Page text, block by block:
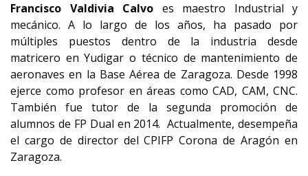
Francisco Valdivia Calvo es maestro Industrial y
mecánico. A lo largo de los años, ha pasado por
múltiples puestos dentro de la industria desde
matricero en Yudigar o técnico de mantenimiento de
aeronaves en la Base Aérea de Zaragoza. Desde 1998
ejerce como profesor en áreas como CAD, CAM, CNC.
También fue tutor de la segunda promoción de
alumnos de FP Dual en 2014. Actualmente, desempeña
el cargo de director del CPIFP Corona de Aragón en
Zaragoza.